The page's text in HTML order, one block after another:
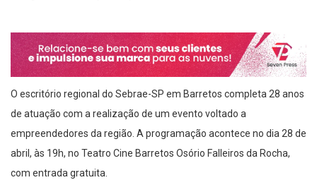
O escritório regional do Sebrae-SP em Barretos completa 28 anos
de atuação com a realização de um evento voltado a
empreendedores da região. A programação acontece no dia 28 de
abril, às 19h, no Teatro Cine Barretos Osório Falleiros da Rocha,
com entrada gratuita.